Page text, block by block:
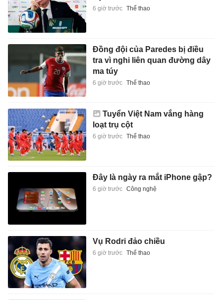
6 giờ trước Thể thao
Đồng đội của Paredes bị điều
tra vì nghi liên quan đường dây
ma túy
6 giờ trước Thể thao
Tuyển Việt Nam vắng hàng
loạt trụ cột
6 giờ trước Thể thao
Đây là ngày ra mắt iPhone gập?
6 giờ trước Công nghệ
Vụ Rodri đảo chiều
6 giờ trước Thể thao